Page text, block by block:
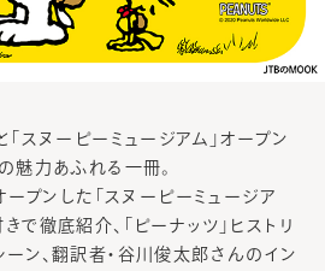
スヌーピーミュージアム」オープン
魅力あふれる一冊。
プンした「スヌーピーミュージア
で徹底紹介、「ピーナッツ」ヒストリ
ン、翻訳者・谷川俊太郎さんのイン